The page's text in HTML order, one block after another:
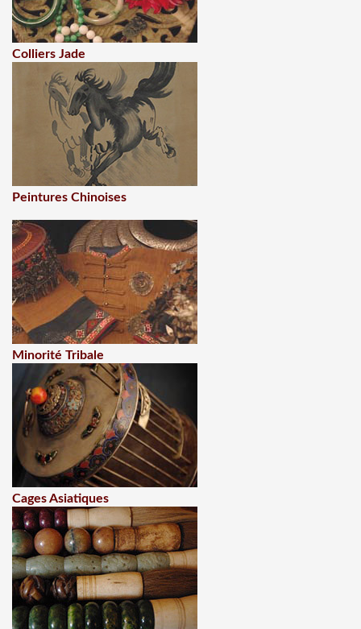
Colliers Jade
Peintures Chinoises
Minorité Tribale
Cages Asiatiques